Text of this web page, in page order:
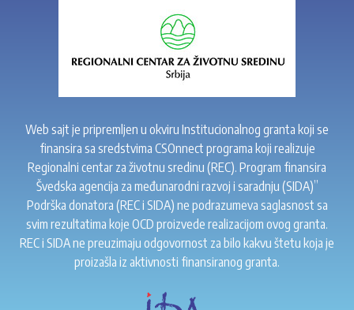
Web sajt je pripremljen u okviru Institucionalnog granta koji se
finansira sa sredstvima CSOnnect programa koji realizuje
Regionalni centar za životnu sredinu (REC). Program finansira
Švedska agencija za međunarodni razvoj i saradnju (SIDA)”
Podrška donatora (REC i SIDA) ne podrazumeva saglasnost sa
svim rezultatima koje OCD proizvede realizacijom ovog granta.
REC i SIDA ne preuzimaju odgovornost za bilo kakvu štetu koja je
proizašla iz aktivnosti finansiranog granta.